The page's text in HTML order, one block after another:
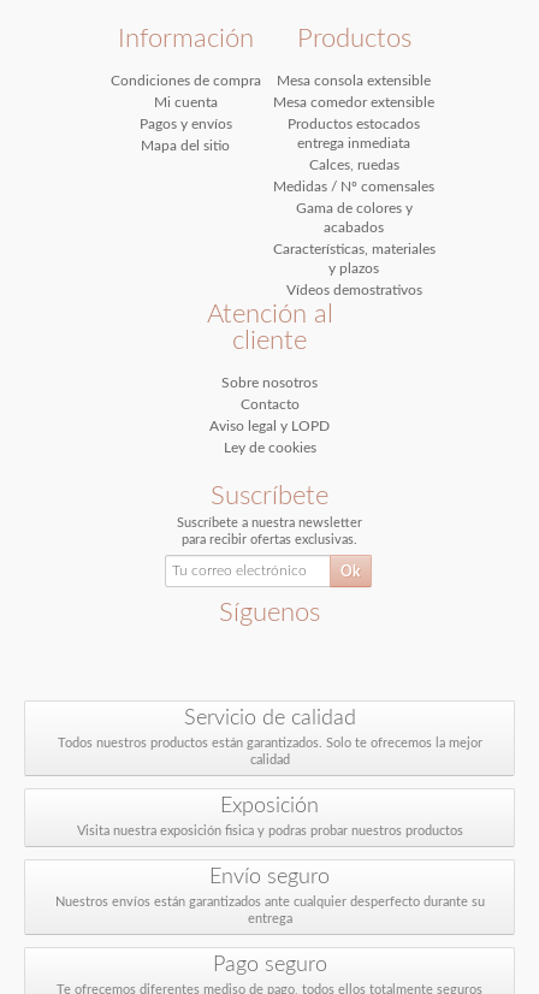
Información
Condiciones de compra
Mi cuenta
Pagos y envíos
Mapa del sitio
Productos
Mesa consola extensible
Mesa comedor extensible
Productos estocados
entrega inmediata
Calces, ruedas
Medidas / Nº comensales
Gama de colores y
acabados
Características, materiales
y plazos
Vídeos demostrativos
Atención al
cliente
Sobre nosotros
Contacto
Aviso legal y LOPD
Ley de cookies
Suscríbete
Suscríbete a nuestra newsletter
para recibir ofertas exclusivas.
Síguenos
Servicio de calidad
Todos nuestros productos están garantizados. Solo te ofrecemos la mejor
calidad
Exposición
Visita nuestra exposición fisica y podras probar nuestros productos
Envío seguro
Nuestros envíos están garantizados ante cualquier desperfecto durante su
entrega
Pago seguro
Te ofrecemos diferentes mediso de pago, todos ellos totalmente seguros